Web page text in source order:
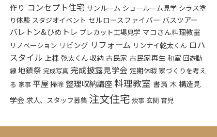
作り コンセプト住宅 サンルーム ショールーム見学 シラス塗
り体験 スタジオイベント セルロースファイバー バスツアー
バレトン&ひめトレ プレカット工場見学 マコさん料理教室
リノベーション リビング リフォーム リンナイ乾太くん ロハ
スタイル 上棟 乾太くん 収納 古民家 古民家再生 和室 回遊動
線 地鎮祭 完成写真 完成披露見学会 定期休暇 家づくりを考え
る 家事 平屋 掃除 整理収納講座料理教室 書斎 木構造見
学会 求人、スタッフ募集注文住宅 炊事 玄関 育児